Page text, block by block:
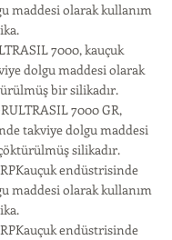
maddesi olarak kullanım
7000, kauçuk
dolgu maddesi olarak
bir silikadır.
7000 GR,
takviye dolgu maddesi
silikadır.
endüstrisinde
maddesi olarak kullanım
endüstrisinde